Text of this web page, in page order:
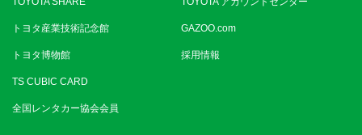
トヨタ産業技術記念館 GAZOO.com
トヨタ博物館 採用情報
TS CUBIC CARD
全国レンタカー協会会員